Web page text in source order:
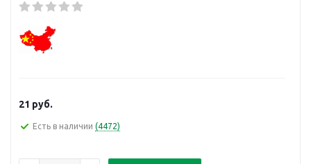
21 руб.
Есть в наличии (4472)